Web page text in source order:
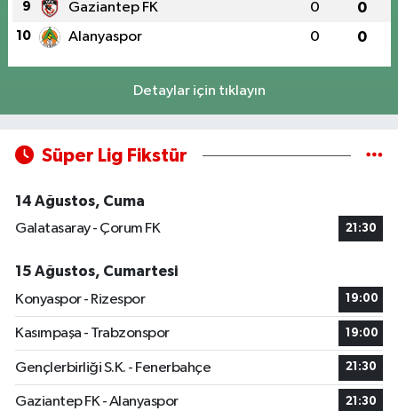
9 Gaziantep FK 0 0
10 Alanyaspor 0 0
Detaylar için tıklayın
Süper Lig Fikstür
14 Ağustos, Cuma
Galatasaray - Çorum FK
21:30
15 Ağustos, Cumartesi
Konyaspor - Rizespor
19:00
Kasımpaşa - Trabzonspor 19:00
Gençlerbirliği S.K. - Fenerbahçe 21:30
Gaziantep FK - Alanyaspor 21:30